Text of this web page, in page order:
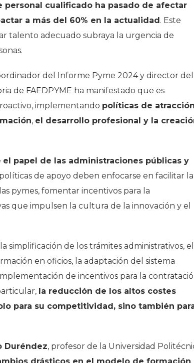
personal cualificado ha pasado de afectar
a más del 60% en la actualidad. Este
talento adecuado subraya la urgencia de
del Informe Pyme 2024 y director del
de FAEDPYME ha manifestado que es
implementando políticas de atracción
, el desarrollo profesional y la
el papel de las administraciones públicas y
políticas de apoyo deben enfocarse en facilitar la
pymes, fomentar incentivos para la
que impulsen la cultura de la innovación y el
de los trámites administrativos, el
en oficios, la adaptación del sistema
de incentivos para la
la reducción de los altos costes
para su competitividad, sino también
Duréndez, profesor de la Universidad